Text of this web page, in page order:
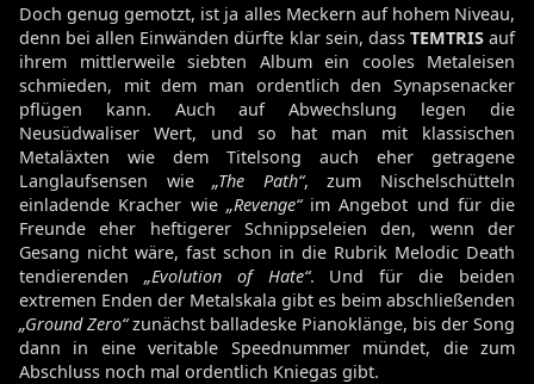
Doch genug gemotzt, ist ja alles Meckern auf hohem Niveau,
denn bei allen Einwänden dürfte klar sein, dass TEMTRISauf
ihrem mittlerweile siebten Album ein cooles Metaleisen
schmieden, mit dem man ordentlich den Synapsenacker
pflügen kann. Auch auf Abwechslung legen die
Neusüdwaliser Wert, und so hat man mit klassischen
Metaläxten wie dem Titelsong auch eher getragene
Langlaufsensen wie„The Path“, zum Nischelschütteln
einladende Kracher wie „Revenge“im Angebot und für die
Freunde eher heftigerer Schnippseleien den, wenn der
Gesang nicht wäre, fast schon in die Rubrik Melodic Death
tendierenden „Evolution of Hate“. Und für die beiden
extremen Enden der Metalskala gibt es beim abschließenden
„Ground Zero“zunächst balladeske Pianoklänge, bis der Song
dann in eine veritable Speednummer mündet, die zum
Abschluss noch mal ordentlich Kniegas gibt.